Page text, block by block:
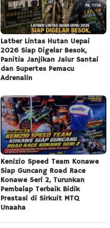
Latber Lintas Hutan Uepai
2026 Siap Digelar Besok,
Panitia Janjikan Jalur Santai
dan Supertes Pemacu
Adrenalin
Kenizio Speed Team Konawe
Siap Guncang Road Race
Konawe Seri 2, Turunkan
Pembalap Terbaik Bidik
Prestasi di Sirkuit MTQ
Unaaha